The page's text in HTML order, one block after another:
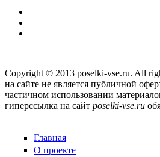
Copyright © 2013 poselki-vse.ru. All
на сайте не является публичной
частичном использовании
гиперссылка на сайт poselki-vse.ru​
Главная
О проекте